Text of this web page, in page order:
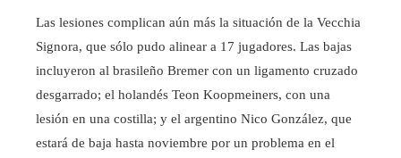
Las lesiones complican aún más la situación de la Vecchia
Signora, que sólo pudo alinear a 17 jugadores. Las bajas
incluyeron al brasileño Bremer con un ligamento cruzado
desgarrado; el holandés Teon Koopmeiners, con una
lesión en una costilla; y el argentino Nico González, que
estará de baja hasta noviembre por un problema en el